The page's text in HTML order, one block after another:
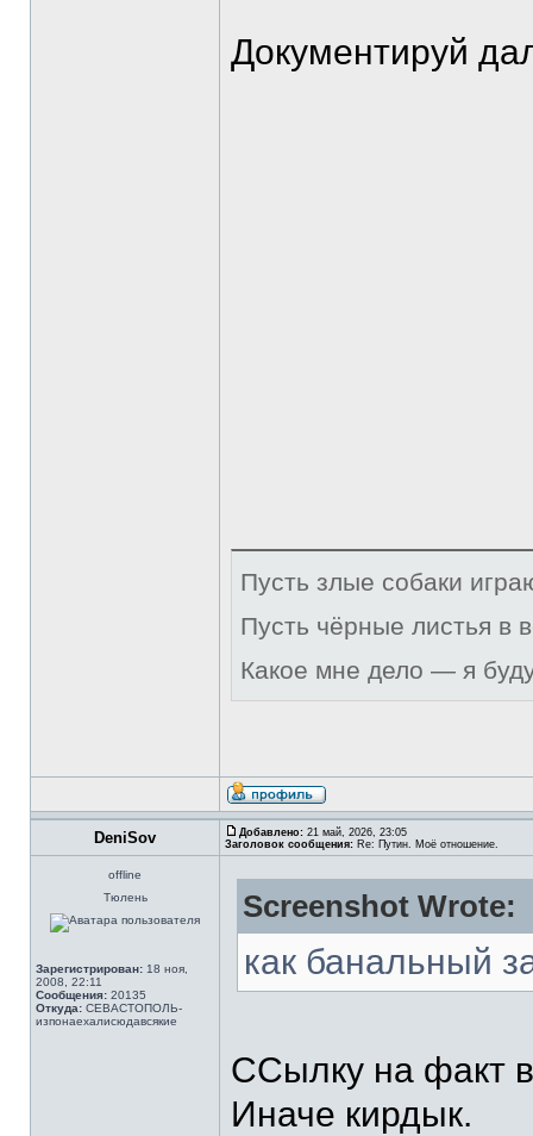
Документируй
Пусть злые собаки
Пусть чёрные листья в
Какое мне дело — я
DeniSov Добавлено: 21 май, 2026, 23:05
Заголовок сообщения: Re: Путин. Моё отношение.
offline
Тюлень
Зарегистрирован: 18 ноя,
2008, 22:11
Сообщения: 20135
Откуда: СЕВАСТОПОЛЬ-
изпонаехалисюдавсякие
Screenshot Wrote:
как банальный
ССылку на факт
Иначе кирдык.